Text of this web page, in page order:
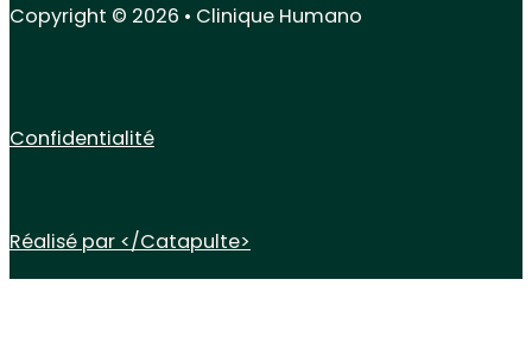
Copyright © 2026 • Clinique Humano
Confidentialité
Réalisé par </Catapulte>